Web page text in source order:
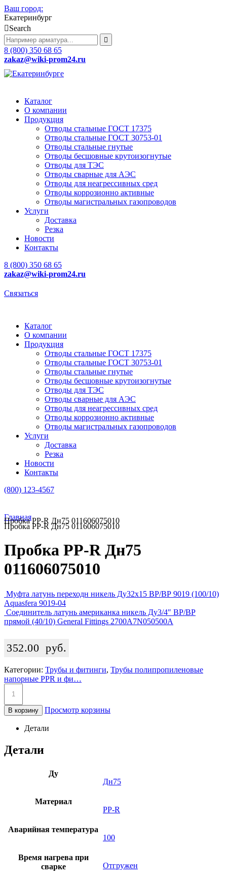
Ваш город:
Екатеринбург
Search
8 (800) 350 68 65
zakaz@wiki-prom24.ru
Каталог
О компании
Продукция
Отводы стальные ГОСТ 17375
Отводы стальные ГОСТ 30753-01
Отводы стальные гнутые
Отводы бесшовные крутоизогнутые
Отводы для ТЭС
Отводы сварные для АЭС
Отводы для неагрессивных сред
Отводы коррозионно активные
Отводы магистральных газопроводов
Услуги
Доставка
Резка
Новости
Контакты
8 (800) 350 68 65
zakaz@wiki-prom24.ru
Связаться
Каталог
О компании
Продукция
Отводы стальные ГОСТ 17375
Отводы стальные ГОСТ 30753-01
Отводы стальные гнутые
Отводы бесшовные крутоизогнутые
Отводы для ТЭС
Отводы сварные для АЭС
Отводы для неагрессивных сред
Отводы коррозионно активные
Отводы магистральных газопроводов
Услуги
Доставка
Резка
Новости
Контакты
(800) 123-4567
Главная
Пробка PP-R Дн75 011606075010
Пробка PP-R Дн75 011606075010
Пробка PP-R Дн75
011606075010
Муфта латунь переходн никель Ду32х15 ВР/ВР 9019 (100/10)
Aquasfera 9019-04
Соединитель латунь американка никель Ду3/4″ ВР/ВР
прямой (40/10) General Fittings 2700A7N050500A
352.00 руб.
Категории: Трубы и фитинги, Трубы полипропиленовые
напорные PPR и фи…
В корзину Просмотр корзины
Детали
Детали
Ду
Дн75
Материал
PP-R
Аварийная температура
100
Время нагрева при
сварке
Отгружен